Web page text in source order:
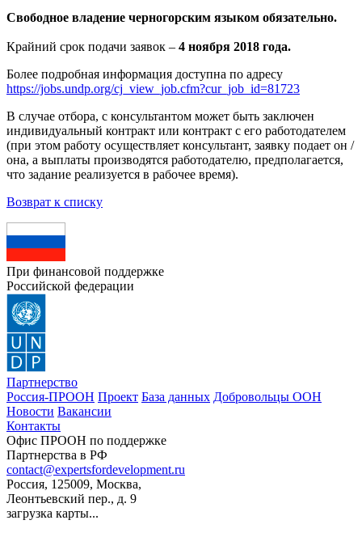
Свободное владение черногорским языком обязательно.
Крайний срок подачи заявок – 4 ноября 2018 года.
Более подробная информация доступна по адресу
https://jobs.undp.org/cj_view_job.cfm?cur_job_id=81723
В случае отбора, с консультантом может быть заключен
индивидуальный контракт или контракт с его работодателем
(при этом работу осуществляет консультант, заявку подает он /
она, а выплаты производятся работодателю, предполагается,
что задание реализуется в рабочее время).
Возврат к списку
При финансовой поддержке
Российской федерации
Партнерство
Россия-ПРООН Проект База данных Добровольцы ООН
Новости Вакансии
Контакты
Офис ПРООН по поддержке
Партнерства в РФ
contact@expertsfordevelopment.ru
Россия, 125009, Москва,
Леонтьевский пер., д. 9
загрузка карты...